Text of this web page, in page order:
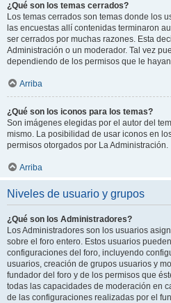
¿Qué son los temas cerrados?
Los temas cerrados son temas donde los
las encuestas allí contenidas terminaron
ser cerrados por muchas razones. Esta
Administración o un moderador. Tal vez
dependiendo de los permisos que le
Arriba
¿Qué son los iconos para los temas?
Son imágenes elegidas por el autor del
mismo. La posibilidad de usar iconos en
permisos otorgados por La Administración.
Arriba
Niveles de usuario y grupos
¿Qué son los Administradores?
Los Administradores son los usuarios
sobre el foro entero. Estos usuarios
configuraciones del foro, incluyendo
usuarios, creación de grupos usuarios y
fundador del foro y de los permisos que
todas las capacidades de moderación en
de las configuraciones realizadas por el